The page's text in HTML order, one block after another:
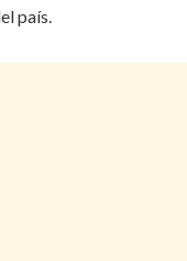
país.